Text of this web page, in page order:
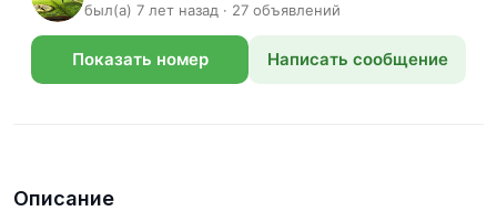
был(а) 7 лет назад · 27 объявлений
Показать номер Написать сообщение
Описание